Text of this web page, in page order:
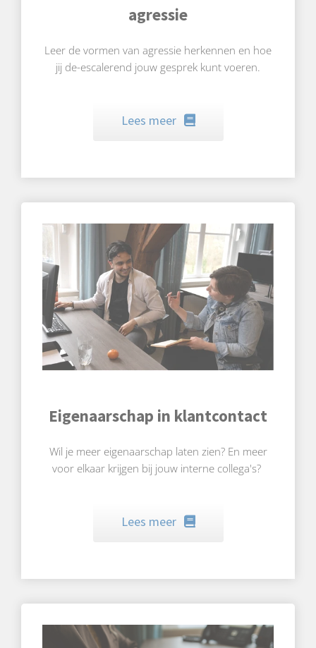
agressie
Leer de vormen van agressie herkennen en hoe
jij de-escalerend jouw gesprek kunt voeren.
Lees meer
Eigenaarschap in klantcontact
Wil je meer eigenaarschap laten zien? En meer
voor elkaar krijgen bij jouw interne collega's?
Lees meer